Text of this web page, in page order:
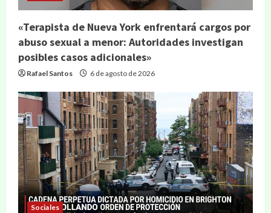
«Terapista de Nueva York enfrentará cargos por
abuso sexual a menor: Autoridades investigan
posibles casos adicionales»
Rafael Santos 6 de agosto de 2026
Sociales